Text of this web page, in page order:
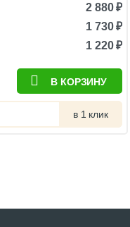
2 880₽
1 730₽
1 220₽
В КОРЗИНУ
в 1 клик